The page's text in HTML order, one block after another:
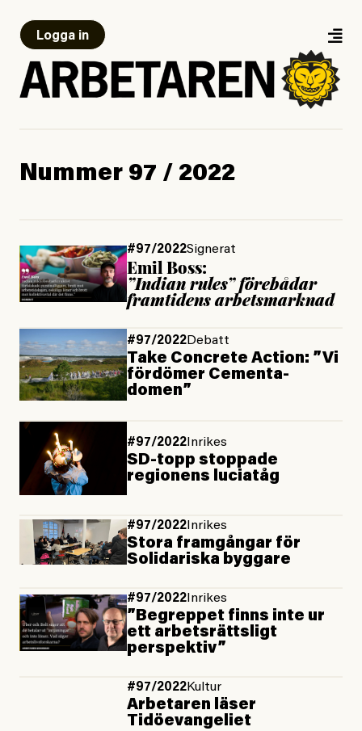
Logga in
Nummer 97 / 2022
#97/2022Signerat
Emil Boss:
”Indian rules” förebådar
framtidens arbetsmarknad
#97/2022Debatt
Take Concrete Action: ”Vi
fördömer Cementa-
domen”
#97/2022 Inrikes
SD-topp stoppade
regionens luciatåg
#97/2022 Inrikes
Stora framgångar för
Solidariska byggare
#97/2022 Inrikes
”Begreppet finns inte ur
ett arbetsrättsligt
perspektiv”
#97/2022Kultur
Arbetaren läser
Tidöevangeliet